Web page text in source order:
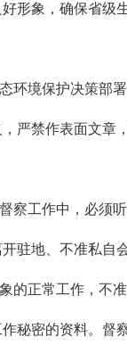
形象，确保省
境保护决策部
严禁作表面文
工作中，必须
地、不准私自
正常工作，不
秘密的资料。督